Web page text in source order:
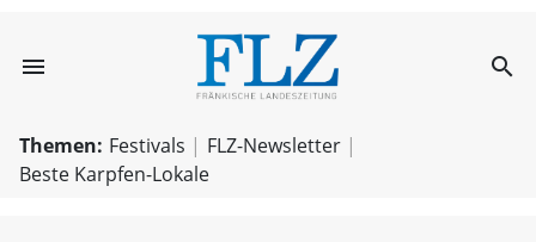
menu FLZ – search
Themen: Festivals
FLZ-Newsletter
Beste Karpfen-Lokale